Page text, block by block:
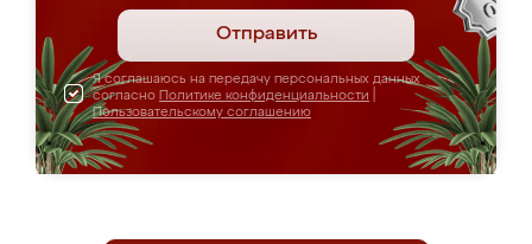
Отправить
Я соглашаюсь на передачу персональных данных
согласно Политике конфиденциальности
Пользовательскому соглашению